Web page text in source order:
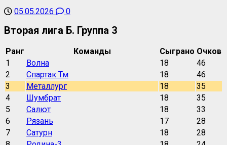
05.05.2026 0
Вторая лига Б. Группа 3
Ранг Команды Сыграно Очков
1
Волна 18
46
2
Спартак Тм 18
46
3
Металлург 18
35
4
Шумбрат 18
35
5
Салют 18
33
6
Рязань 17
28
7
Сатурн 18
28